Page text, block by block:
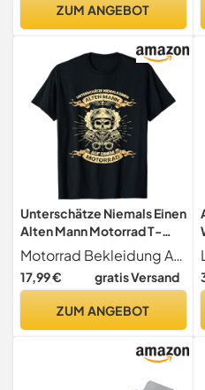
ZUM ANGEBOT
Unterschätze Niemals Einen
Alten Mann Motorrad T-
Shirt
Motorrad Bekleidung Accessoires
17,99 € gratis Versand
ZUM ANGEBOT